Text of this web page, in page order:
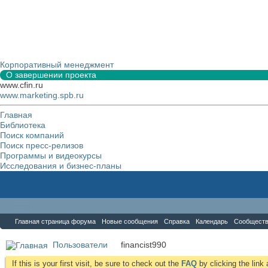
Корпоративный менеджмент
О завершении проекта
www.cfin.ru
www.marketing.spb.ru
Главная
Библиотека
Поиск компаний
Поиск пресс-релизов
Программы и видеокурсы
Исследования и бизнес-планы
Главная страница форума Новые сообщения Справка Календарь
Пользователи financist990
If this is your first visit, be sure to check out the FAQ by clicking the link